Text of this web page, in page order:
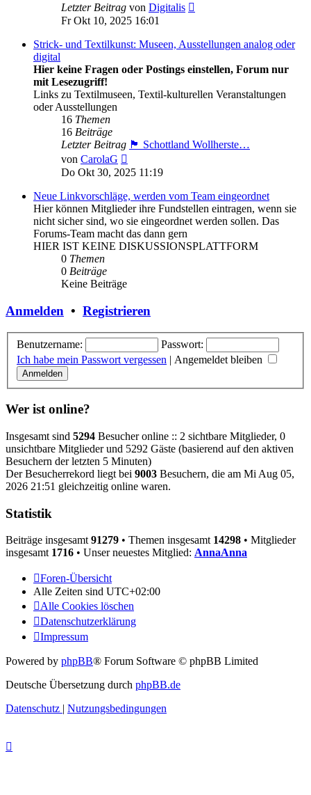
Letzter Beitrag von Digitalis
Fr Okt 10, 2025 16:01
Strick- und Textilkunst: Museen, Ausstellungen analog oder
digital
Hier keine Fragen oder Postings einstellen, Forum nur
mit Lesezugriff!
Links zu Textilmuseen, Textil-kulturellen Veranstaltungen
oder Ausstellungen
16 Themen
16 Beiträge
Letzter Beitrag 🏴󠁧󠁢󠁳󠁣󠁴󠁿 Schottland Wollherste…
von CarolaG
Beitrag
Do Okt 30, 2025 11:19
Neue Linkvorschläge, werden vom Team eingeordnet
Hier können Mitglieder ihre Fundstellen eintragen, wenn sie
nicht sicher sind, wo sie eingeordnet werden sollen. Das
Forums-Team macht das dann gern
HIER IST KEINE DISKUSSIONSPLATTFORM
0 Themen
0 Beiträge
Keine Beiträge
Anmelden • Registrieren
Benutzername:
Passwort:
Ich habe mein Passwort vergessen | Angemeldet bleiben
Wer ist online?
Insgesamt sind 5294 Besucher online :: 2 sichtbare Mitglieder, 0
unsichtbare Mitglieder und 5292 Gäste (basierend auf den aktiven
Besuchern der letzten 5 Minuten)
Der Besucherrekord liegt bei 9003 Besuchern, die am Mi Aug 05,
2026 21:51 gleichzeitig online waren.
Statistik
Beiträge insgesamt 91279 • Themen insgesamt 14298 • Mitglieder
insgesamt 1716 • Unser neuestes Mitglied: AnnaAnna
Foren-Übersicht
Alle Zeiten sind UTC+02:00
Alle Cookies löschen
Datenschutzerklärung
Impressum
Powered by phpBB® Forum Software © phpBB Limited
Deutsche Übersetzung durch phpBB.de
Datenschutz | Nutzungsbedingungen